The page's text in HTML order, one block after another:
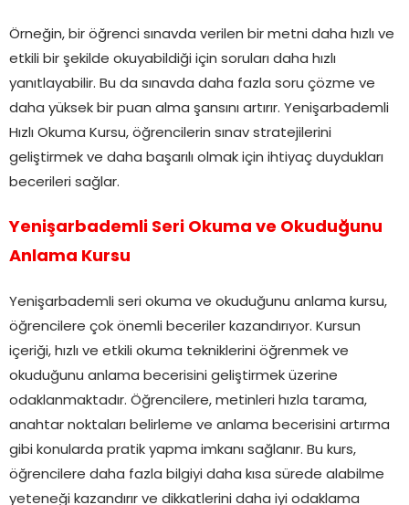
Örneğin, bir öğrenci sınavda verilen bir metni daha hızlı ve
etkili bir şekilde okuyabildiği için soruları daha hızlı
yanıtlayabilir. Bu da sınavda daha fazla soru çözme ve
daha yüksek bir puan alma şansını artırır. Yenişarbademli
Hızlı Okuma Kursu, öğrencilerin sınav stratejilerini
geliştirmek ve daha başarılı olmak için ihtiyaç duydukları
becerileri sağlar.
Yenişarbademli Seri Okuma ve Okuduğunu
Anlama Kursu
Yenişarbademli seri okuma ve okuduğunu anlama kursu,
öğrencilere çok önemli beceriler kazandırıyor. Kursun
içeriği, hızlı ve etkili okuma tekniklerini öğrenmek ve
okuduğunu anlama becerisini geliştirmek üzerine
odaklanmaktadır. Öğrencilere, metinleri hızla tarama,
anahtar noktaları belirleme ve anlama becerisini artırma
gibi konularda pratik yapma imkanı sağlanır. Bu kurs,
öğrencilere daha fazla bilgiyi daha kısa sürede alabilme
yeteneği kazandırır ve dikkatlerini daha iyi odaklama